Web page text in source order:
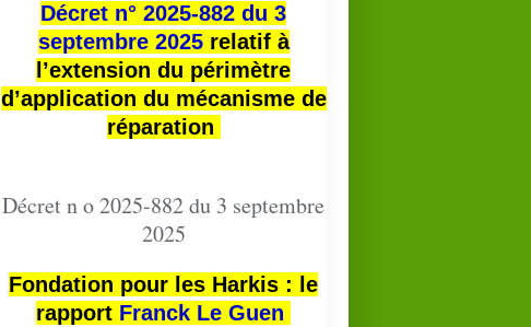
Décret n° 2025-882 du 3
septembre 2025relatif à
l’extension du périmètre
d’application du mécanisme de
réparation
Décret n o 2025-882 du 3 septembre
2025
Fondation pour les Harkis : le
rapport Franck Le Guen